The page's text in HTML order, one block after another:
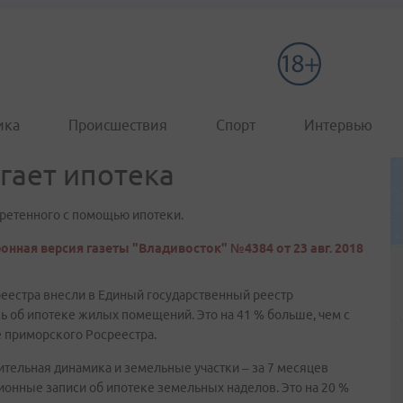
Происшествия Спорт Интервью
ипотека
с помощью ипотеки.
версия газеты "Владивосток" №4384 от 23 авг. 2018
внесли в Единый государственный реестр
об ипотеке жилых помещений. Это на 41 % больше, чем с
Росреестра.
динамика и земельные участки – за 7 месяцев
записи об ипотеке земельных наделов. Это на 20 %